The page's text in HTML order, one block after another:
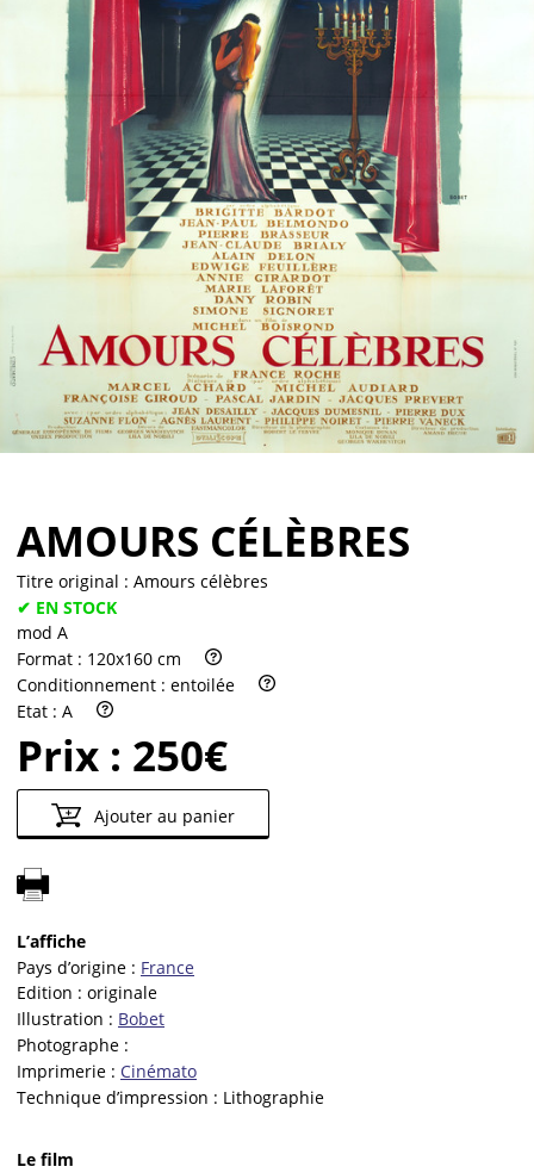
Vendre
AMOURS CÉLÈBRES
Titre original : Amours célèbres
✔ EN STOCK
mod A
Format : 120x160 cm
Conditionnement : entoilée
Etat : A
Prix : 250€
Ajouter au panier
L’affiche
Pays d’origine : France
Edition : originale
Illustration : Bobet
Photographe :
Imprimerie : Cinémato
Technique d’impression : Lithographie
Le film